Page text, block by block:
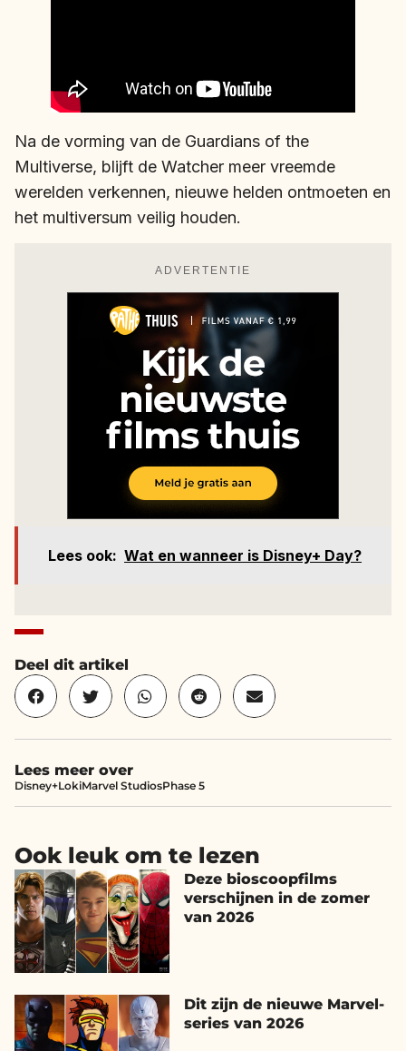
Na de vorming van de Guardians of the
Multiverse, blijft de Watcher meer vreemde
werelden verkennen, nieuwe helden ontmoeten en
het multiversum veilig houden.
ADVERTENTIE
Lees ook: Wat en wanneer is Disney+ Day?
Deel dit artikel
Lees meer over
Disney+LokiMarvel StudiosPhase 5
Ook leuk om te lezen
Deze bioscoopfilms
verschijnen in de zomer
van 2026
Dit zijn de nieuwe Marvel-
series van 2026